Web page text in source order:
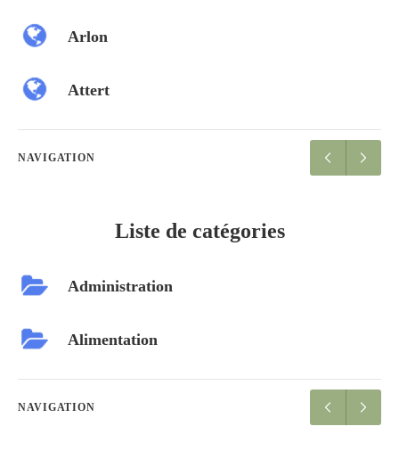
Arlon
Attert
NAVIGATION
Liste de catégories
Administration
Alimentation
NAVIGATION